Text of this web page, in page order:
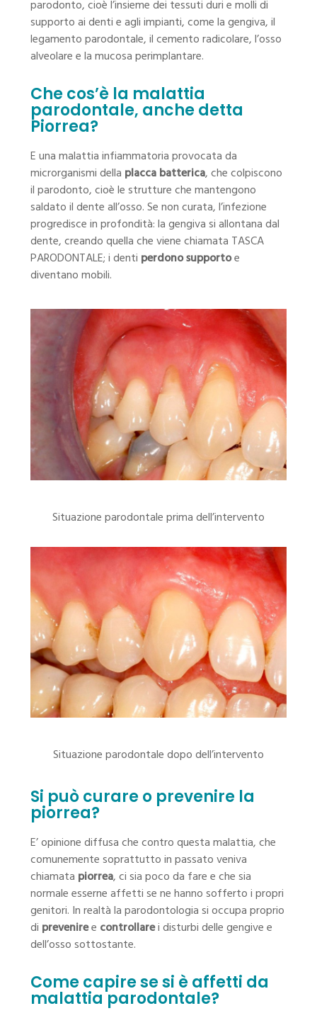
parodonto, cioè l’insieme dei tessuti duri e molli di
supporto ai denti e agli impianti, come la gengiva, il
legamento parodontale, il cemento radicolare, l’osso
alveolare e la mucosa perimplantare.
Che cos’è la malattia
parodontale, anche detta
Piorrea?
E una malattia infiammatoria provocata da
microrganismi della placca batterica, che colpiscono
il parodonto, cioè le strutture che mantengono
saldato il dente all’osso. Se non curata, l’infezione
progredisce in profondità: la gengiva si allontana dal
dente, creando quella che viene chiamata TASCA
PARODONTALE; i denti perdono supportoe
diventano mobili.
Situazione parodontale prima dell’intervento
Situazione parodontale dopo dell’intervento
Si può curare o prevenire la
piorrea?
E’ opinione diffusa che contro questa malattia, che
comunemente soprattutto in passato veniva
chiamata piorrea, ci sia poco da fare e che sia
normale esserne affetti se ne hanno sofferto i propri
genitori. In realtà la parodontologia si occupa proprio
di preveniree controllarei disturbi delle gengive e
dell’osso sottostante.
Come capire se si è affetti da
malattia parodontale?